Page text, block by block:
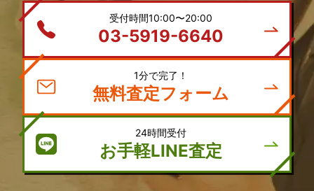
受付時間10:00〜20:00
03-5919-6640
1分で完了！
無料査定フォーム
24時間受付
お手軽LINE査定